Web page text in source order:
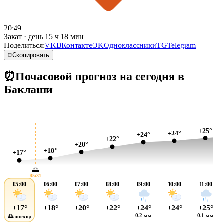
20:49
Закат · день 15 ч 18 мин
Поделиться:VKВКонтактеOKОдноклассникиTGTelegram
⧉Скопировать
⏰Почасовой прогноз на сегодня в
Баклаши
+17° +18°
+20°
+22°
+24° +24° +25°
🌅
05:31
05:00
+17°
🌅 восход
06:00
+18°
07:00
+20°
08:00
+22°
09:00
+24°
0.2 мм
10:00
+24°
11:00
+25°
0.1 мм